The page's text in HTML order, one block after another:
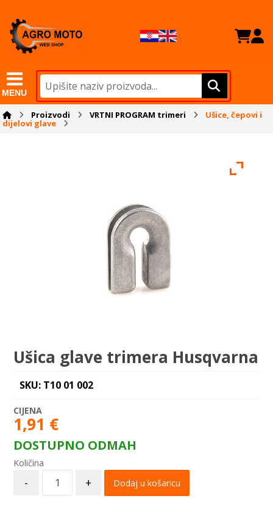
MENU
Proizvodi VRTNI PROGRAM trimeri Ušice, čepovi i
dijelovi glave
Ušica glave trimera Husqvarna
SKU: T10 01 002
1,91 €
DOSTUPNO ODMAH
- + Dodaj u košaricu